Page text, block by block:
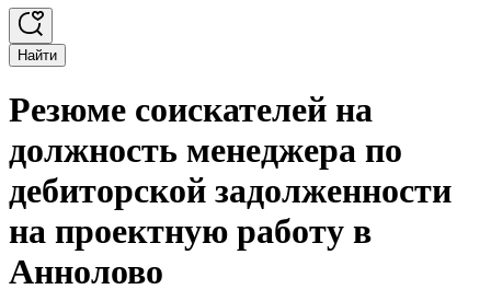
Найти
Резюме соискателей на
должность менеджера по
дебиторской задолженности
на проектную работу в
Аннолово